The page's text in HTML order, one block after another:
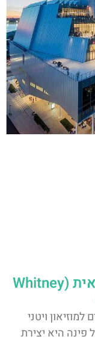
מוזיאון ויטני לאמנות אמריקאית (Whitney
ויטני
פינה היא יצירת